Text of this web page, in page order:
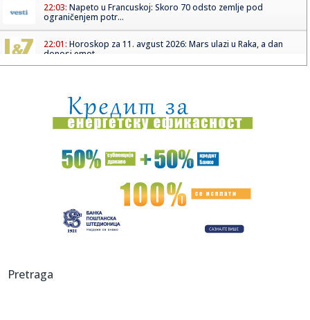
22:03: Napeto u Francuskoj: Skoro 70 odsto zemlje pod
ograničenjem potr...
22:01: Horoskop za 11. avgust 2026: Mars ulazi u Raka, a dan
donosi emot...
22:01:Zoran Galić se krije u Hrvatskoj, a iz BiH mu stiže 2.000 KM
pe...
22:01:Tramp postavio zahtjev Iranu: Novi zaplet u pregovorima
Afera s opasnim otpadom trese Hrvatsku, trag vodio i do
22:01:EU reaguje zbog Seute: Meta i TikTok dobili važan zadatak
Pretraga